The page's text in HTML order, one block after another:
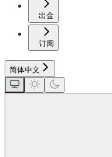
出金
订阅
简体中文